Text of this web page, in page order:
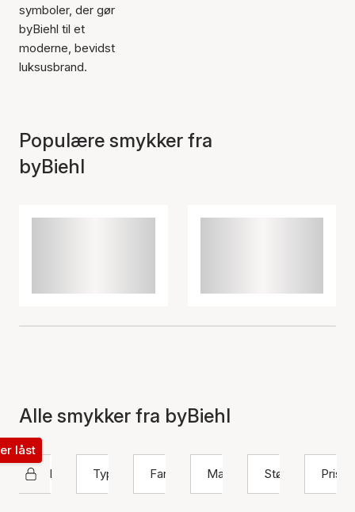
symboler, der gør
byBiehl til et
moderne, bevidst
luksusbrand.
Populære smykker fra
byBiehl
Alle smykker fra byBiehl
byBiehl
låst
Type
Farve Materiale Størrelse Pris